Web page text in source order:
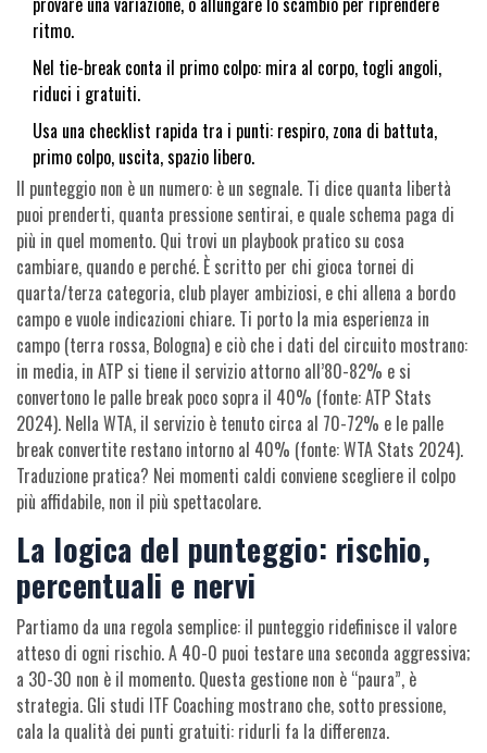
ritmo.
Nel tie-break conta il primo colpo: mira al corpo, togli angoli,
riduci i gratuiti.
Usa una checklist rapida tra i punti: respiro, zona di battuta,
primo colpo, uscita, spazio libero.
Il punteggio non è un numero: è un segnale. Ti dice quanta libertà
puoi prenderti, quanta pressione sentirai, e quale schema paga di
più in quel momento. Qui trovi un playbook pratico su cosa
cambiare, quando e perché. È scritto per chi gioca tornei di
quarta/terza categoria, club player ambiziosi, e chi allena a bordo
campo e vuole indicazioni chiare. Ti porto la mia esperienza in
campo (terra rossa, Bologna) e ciò che i dati del circuito mostrano:
in media, in ATP si tiene il servizio attorno all’80-82% e si
convertono le palle break poco sopra il 40% (fonte: ATP Stats
2024). Nella WTA, il servizio è tenuto circa al 70-72% e le palle
break convertite restano intorno al 40% (fonte: WTA Stats 2024).
Traduzione pratica? Nei momenti caldi conviene scegliere il colpo
più affidabile, non il più spettacolare.
La logica del punteggio: rischio,
percentuali e nervi
Partiamo da una regola semplice: il punteggio ridefinisce il valore
atteso di ogni rischio. A 40-0 puoi testare una seconda aggressiva;
a 30-30 non è il momento. Questa gestione non è “paura”, è
strategia. Gli studi ITF Coaching mostrano che, sotto pressione,
cala la qualità dei punti gratuiti: ridurli fa la differenza.